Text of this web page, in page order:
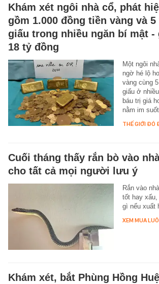
Khám xét ngôi nhà cổ, phát
gồm 1.000 đồng tiền vàng và
giấu trong nhiều ngăn bí mật
18 tỷ đồng
Một ngôi
ngờ hé lộ
vàng cùng
giấu ở
báu trị giá
nằm im
THẾ GIỚI ĐÓ
Cuối tháng thấy rắn bò vào
cho tất cả mọi người lưu ý
Rắn vào
tốt hay xấu,
gì nếu xuất
XEM MUA
Khám xét, bắt Phùng Hồng